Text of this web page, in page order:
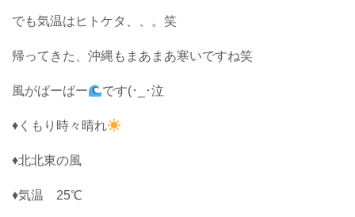
でも気温はヒトケタ、、。笑
帰ってきた、沖縄もまあまあ寒いですね笑
風がばーばー です(･_･泣
♦くもり時々晴れ
♦北北東の風
♦気温 25℃